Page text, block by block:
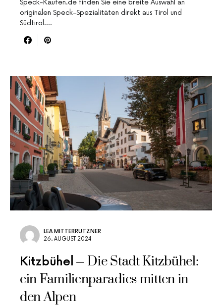
Speck-Kaufen.de finden Sie eine breite Auswahl an
originalen Speck-Spezialitäten direkt aus Tirol und
Südtirol.…
LEA MITTERRUTZNER
26. AUGUST 2024
Kitzbühel
Die Stadt Kitzbühel:
ein Familienparadies mitten in
den Alpen